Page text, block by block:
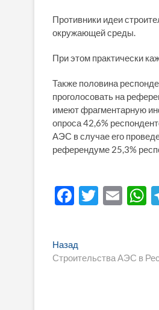
Противники идеи
окружающей среды.
При этом практически
Также половина
проголосовать на
имеют фрагментарную
опроса 42,6%
АЭС в случае его
референдуме 25,3%
F
b
T
er
E
s
Навигация
по
Назад
запись:
Строительства АЭС в